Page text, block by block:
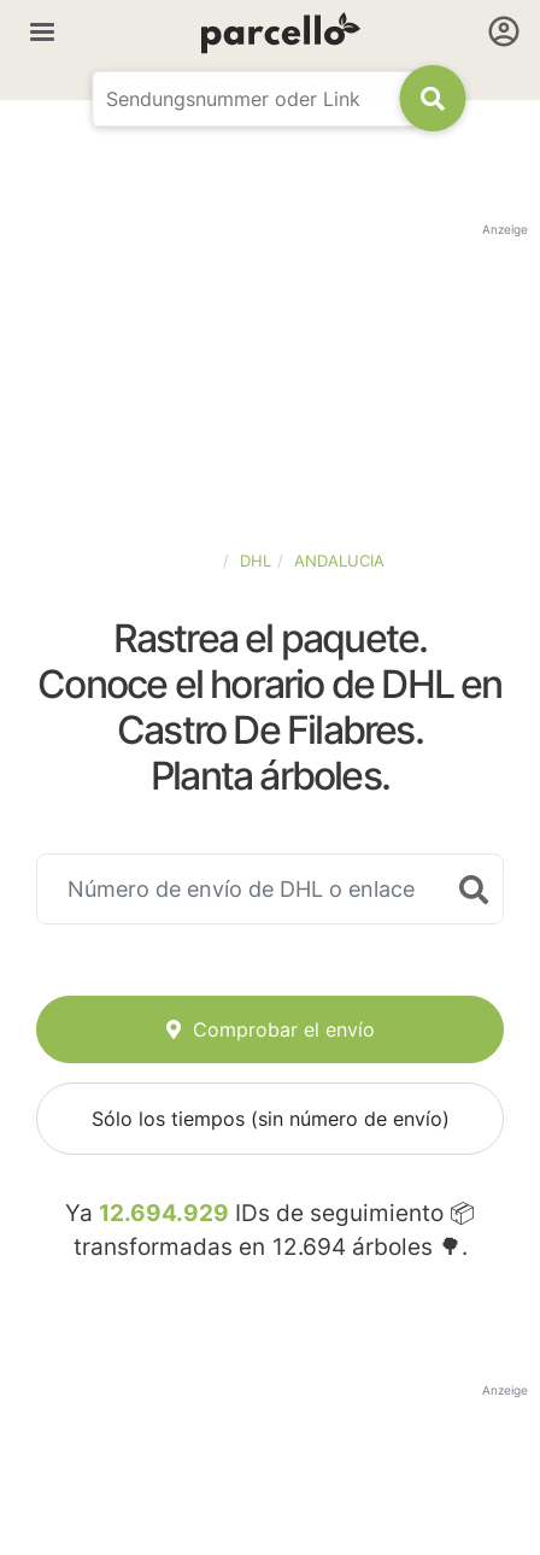
Anzeige
DHL ANDALUCIA
Rastrea el paquete.
Conoce el horario de DHL en
Castro De Filabres.
Planta árboles.
Comprobar el envío
Sólo los tiempos (sin número de envío)
Ya 12.694.929 IDs de seguimiento 📦
transformadas en 12.694 árboles 🌳.
Anzeige